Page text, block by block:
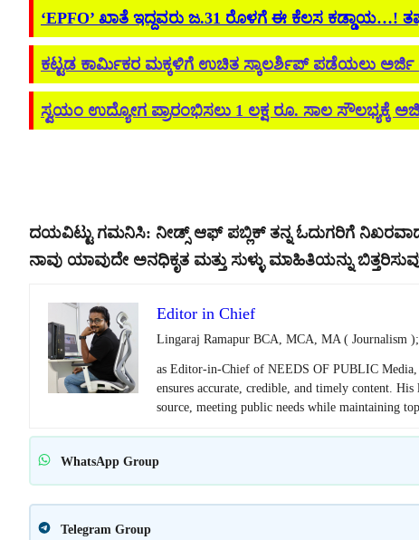
‘EPFO’ ಖಾತೆ ಇದ್ದವರು ಜ.31 ರೊಳಗೆ ಈ ಕೆಲಸ ಕಡ್ಡಾಯ…!
ಕಟ್ಟಡ ಕಾರ್ಮಿಕರ ಮಕ್ಕಳಿಗೆ ಉಚಿತ ಸ್ಕಾಲರ್ಶಿಪ್ ಪಡೆಯಲು ಅರ್ಜಿ
ಸ್ವಯಂ ಉದ್ಯೋಗ ಪ್ರಾರಂಭಿಸಲು 1 ಲಕ್ಷ ರೂ. ಸಾಲ ಸೌಲಭ್ಯಕ್ಕೆ
ದಯವಿಟ್ಟು ಗಮನಿಸಿ: ನೀಡ್ಸ್ ಆಫ್ ಪಬ್ಲಿಕ್ ತನ್ನ ಓದುಗರಿಗೆ ನಿಖರವಾದ
ನಾವು ಯಾವುದೇ ಅನಧಿಕೃತ ಮತ್ತು ಸುಳ್ಳು ಮಾಹಿತಿಯನ್ನು
Editor in Chief
Lingaraj Ramapur BCA, MCA, MA ( Journalism );
as Editor-in-Chief of NEEDS OF PUBLIC Media,
ensures accurate, credible, and timely content.
source, meeting public needs while maintaining
WhatsApp Group
Telegram Group